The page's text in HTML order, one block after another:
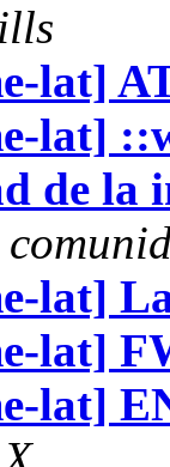
lat]
lat]
de la
lat]
lat]
lat]